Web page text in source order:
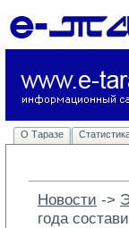
О Таразе
Новости ->
года